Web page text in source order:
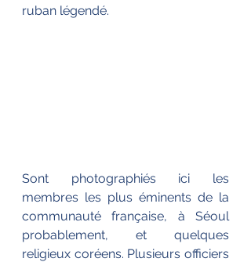
ruban légendé.
Sont photographiés ici les
membres les plus éminents de la
communauté française, à Séoul
probablement, et quelques
religieux coréens. Plusieurs officiers